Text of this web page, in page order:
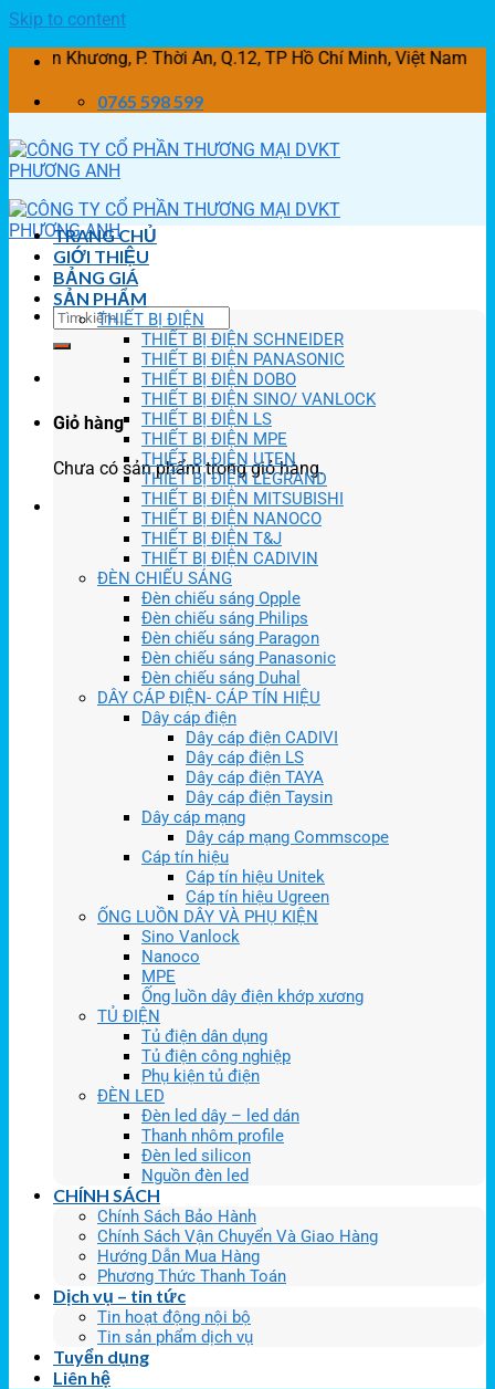
Skip to content
Khương, P. Thời An, Q.12, TP Hồ Chí Minh, Việt Nam
0765 598 599
Giỏ hàng
Chưa có sản phẩm trong giỏ hàng.
TRANG CHỦ
GIỚI THIỆU
BẢNG GIÁ
SẢN PHẨM
THIẾT BỊ ĐIỆN
THIẾT BỊ ĐIỆN SCHNEIDER
THIẾT BỊ ĐIỆN PANASONIC
THIẾT BỊ ĐIỆN DOBO
THIẾT BỊ ĐIỆN SINO/ VANLOCK
THIẾT BỊ ĐIỆN LS
THIẾT BỊ ĐIỆN MPE
THIẾT BỊ ĐIỆN UTEN
THIẾT BỊ ĐIỆN LEGRAND
THIẾT BỊ ĐIỆN MITSUBISHI
THIẾT BỊ ĐIỆN NANOCO
THIẾT BỊ ĐIỆN T&J
THIẾT BỊ ĐIỆN CADIVIN
ĐÈN CHIẾU SÁNG
Đèn chiếu sáng Opple
Đèn chiếu sáng Philips
Đèn chiếu sáng Paragon
Đèn chiếu sáng Panasonic
Đèn chiếu sáng Duhal
DÂY CÁP ĐIỆN- CÁP TÍN HIỆU
Dây cáp điện
Dây cáp điện CADIVI
Dây cáp điện LS
Dây cáp điện TAYA
Dây cáp điện Taysin
Dây cáp mạng
Dây cáp mạng Commscope
Cáp tín hiệu
Cáp tín hiệu Unitek
Cáp tín hiệu Ugreen
ỐNG LUỒN DÂY VÀ PHỤ KIỆN
Sino Vanlock
Nanoco
MPE
Ống luồn dây điện khớp xương
TỦ ĐIỆN
Tủ điện dân dụng
Tủ điện công nghiệp
Phụ kiện tủ điện
ĐÈN LED
Đèn led dây – led dán
Thanh nhôm profile
Đèn led silicon
Nguồn đèn led
CHÍNH SÁCH
Chính Sách Bảo Hành
Chính Sách Vận Chuyển Và Giao Hàng
Hướng Dẫn Mua Hàng
Phương Thức Thanh Toán
Dịch vụ – tin tức
Tin hoạt động nội bộ
Tin sản phẩm dịch vụ
Tuyển dụng
Liên hệ